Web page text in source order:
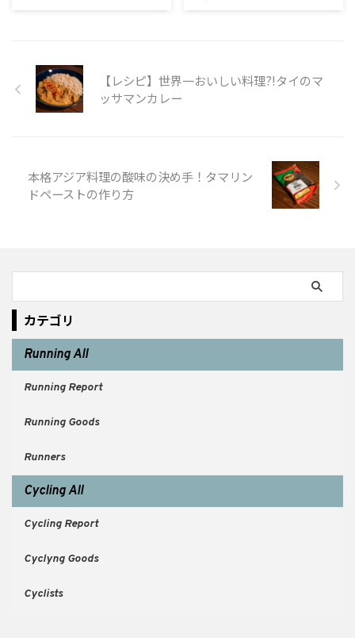
【レシピ】世界一おいしい料理?!タイのマ
ッサマンカレー
本格アジア料理の酸味の決め手！タマリン
ドペーストの作り方
カテゴリ
Running All
Running Report
Running Goods
Runners
Cycling All
Cycling Report
Cyclyng Goods
Cyclists